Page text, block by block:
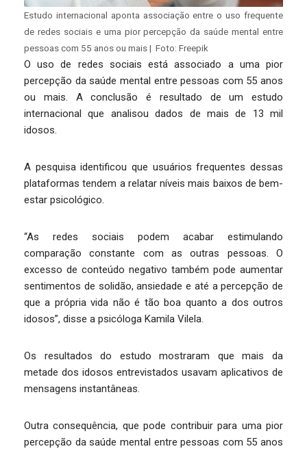
Estudo internacional aponta associação entre o uso frequente
de redes sociais e uma pior percepção da saúde mental entre
pessoas com 55 anos ou mais | Foto: Freepik
O uso de redes sociais está associado a uma pior
percepção da saúde mental entre pessoas com 55 anos
ou mais. A conclusão é resultado de um estudo
internacional que analisou dados de mais de 13 mil
idosos.
A pesquisa identificou que usuários frequentes dessas
plataformas tendem a relatar níveis mais baixos de bem-
estar psicológico.
“As redes sociais podem acabar estimulando
comparação constante com as outras pessoas. O
excesso de conteúdo negativo também pode aumentar
sentimentos de solidão, ansiedade e até a percepção de
que a própria vida não é tão boa quanto a dos outros
idosos”, disse a psicóloga Kamila Vilela.
Os resultados do estudo mostraram que mais da
metade dos idosos entrevistados usavam aplicativos de
mensagens instantâneas.
Outra consequência, que pode contribuir para uma pior
percepção da saúde mental entre pessoas com 55 anos